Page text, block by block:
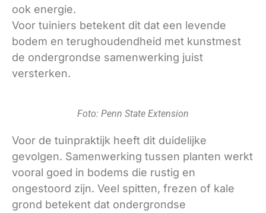
ook energie.
Voor tuiniers betekent dit dat een levende
bodem en terughoudendheid met kunstmest
de ondergrondse samenwerking juist
versterken.
Foto: Penn State Extension
Voor de tuinpraktijk heeft dit duidelijke
gevolgen. Samenwerking tussen planten werkt
vooral goed in bodems die rustig en
ongestoord zijn. Veel spitten, frezen of kale
grond betekent dat ondergrondse